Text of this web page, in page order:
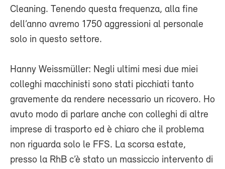
Cleaning. Tenendo questa frequenza, alla fine
dell’anno avremo 1750 aggressioni al personale
solo in questo settore.
Hanny Weissmüller: Negli ultimi mesi due miei
colleghi macchinisti sono stati picchiati tanto
gravemente da rendere necessario un ricovero. Ho
avuto modo di parlare anche con colleghi di altre
imprese di trasporto ed è chiaro che il problema
non riguarda solo le FFS. La scorsa estate,
presso la RhB c’è stato un massiccio intervento di